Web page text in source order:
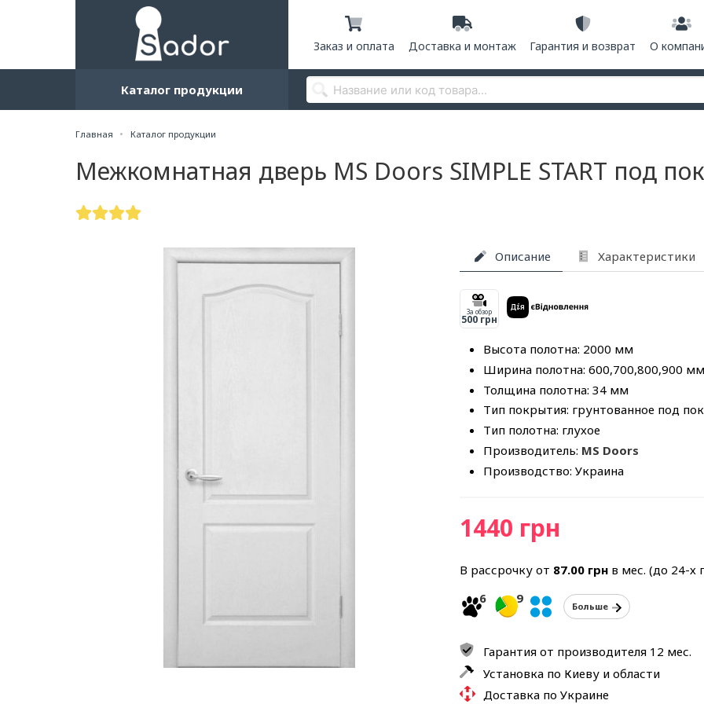
Заказ и оплата Доставка и монтаж Гарантия и возврат О
Каталог продукции
Главная Каталог продукции
Межкомнатная дверь MS Doors SIMPLE START под
Описание Характеристики
За обзор
500 грн
Высота полотна: 2000 мм
Ширина полотна: 600,700,800,900 мм
Толщина полотна: 34 мм
Тип покрытия: грунтованное под
Тип полотна: глухое
Производитель: MS Doors
Производство: Украина
1440 грн
В рассрочку от 87.00 грн в мес. (до 24-х
6
9
Больше
Гарантия от производителя 12 мес.
Установка по Киеву и области
Доставка по Украине